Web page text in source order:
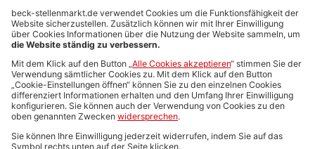
Anzeigen-AGB
Media-Daten
Newsletteranmeldung
Produktübersicht
ALLGEMEIN
FAQs